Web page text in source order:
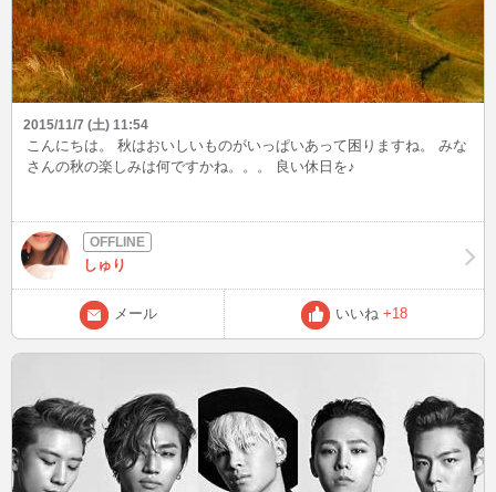
2015/11/7 (土) 11:54
こんにちは。 秋はおいしいものがいっぱいあって困りますね。 みな
さんの秋の楽しみは何ですかね。。。 良い休日を♪
しゅり
メール いいね +18